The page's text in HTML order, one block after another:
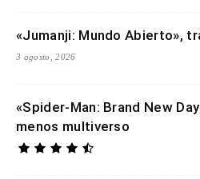
«Jumanji: Mundo Abierto»,
3 agosto, 2026
«Spider-Man: Brand New
menos multiverso